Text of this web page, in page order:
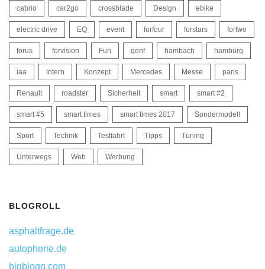
cabrio car2go crossblade Design ebike
electric drive EQ event forfour forstars fortwo
forus forvision Fun genf hambach hamburg
iaa Intern Konzept Mercedes Messe paris
Renault roadster Sicherheit smart smart #2
smart #5 smart times smart times 2017 Sondermodell
Sport Technik Testfahrt Tipps Tuning
Unterwegs Web Werbung
BLOGROLL
asphaltfrage.de
autophorie.de
bigblogg.com